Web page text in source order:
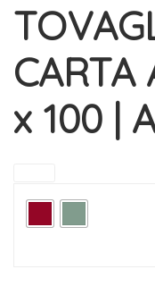
CARTA
x 100 |